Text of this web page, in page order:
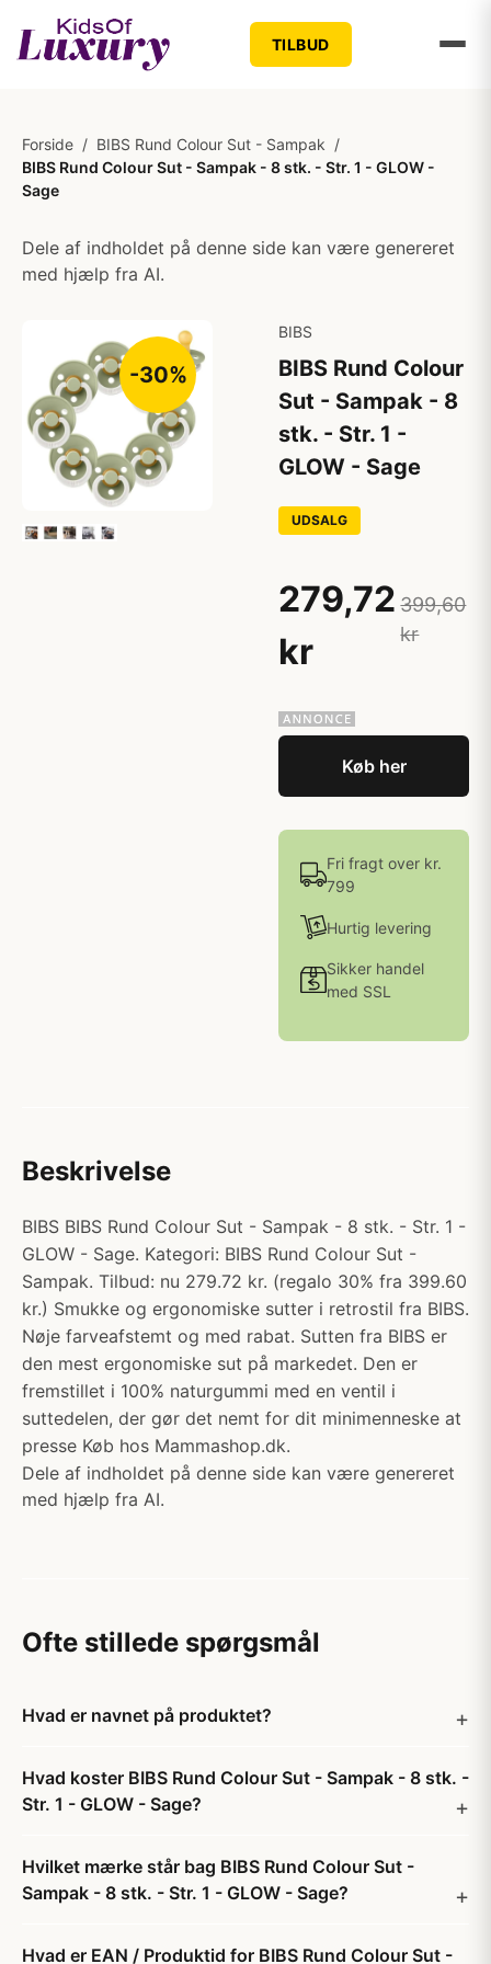
TILBUD
Forside / BIBS Rund Colour Sut - Sampak /
BIBS Rund Colour Sut - Sampak - 8 stk. - Str. 1 - GLOW -
Sage
Dele af indholdet på denne side kan være genereret
med hjælp fra AI.
-30%
BIBS
BIBS Rund Colour
Sut - Sampak - 8
stk. - Str. 1 -
GLOW - Sage
UDSALG
279,72
kr
399,60
kr
Køb her
Fri fragt over kr.
799
Hurtig levering
Sikker handel
med SSL
Beskrivelse
BIBS BIBS Rund Colour Sut - Sampak - 8 stk. - Str. 1 -
GLOW - Sage. Kategori: BIBS Rund Colour Sut -
Sampak. Tilbud: nu 279.72 kr. (regalo 30% fra 399.60
kr.) Smukke og ergonomiske sutter i retrostil fra BIBS.
Nøje farveafstemt og med rabat. Sutten fra BIBS er
den mest ergonomiske sut på markedet. Den er
fremstillet i 100% naturgummi med en ventil i
suttedelen, der gør det nemt for dit minimenneske at
presse Køb hos Mammashop.dk.
Dele af indholdet på denne side kan være genereret
med hjælp fra AI.
Ofte stillede spørgsmål
Hvad er navnet på produktet?
Hvad koster BIBS Rund Colour Sut - Sampak - 8 stk. -
Str. 1 - GLOW - Sage?
Hvilket mærke står bag BIBS Rund Colour Sut -
Sampak - 8 stk. - Str. 1 - GLOW - Sage?
Hvad er EAN / Produktid for BIBS Rund Colour Sut -